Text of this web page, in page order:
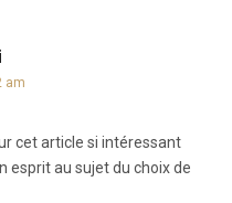
am
cet article si intéressant
esprit au sujet du choix de